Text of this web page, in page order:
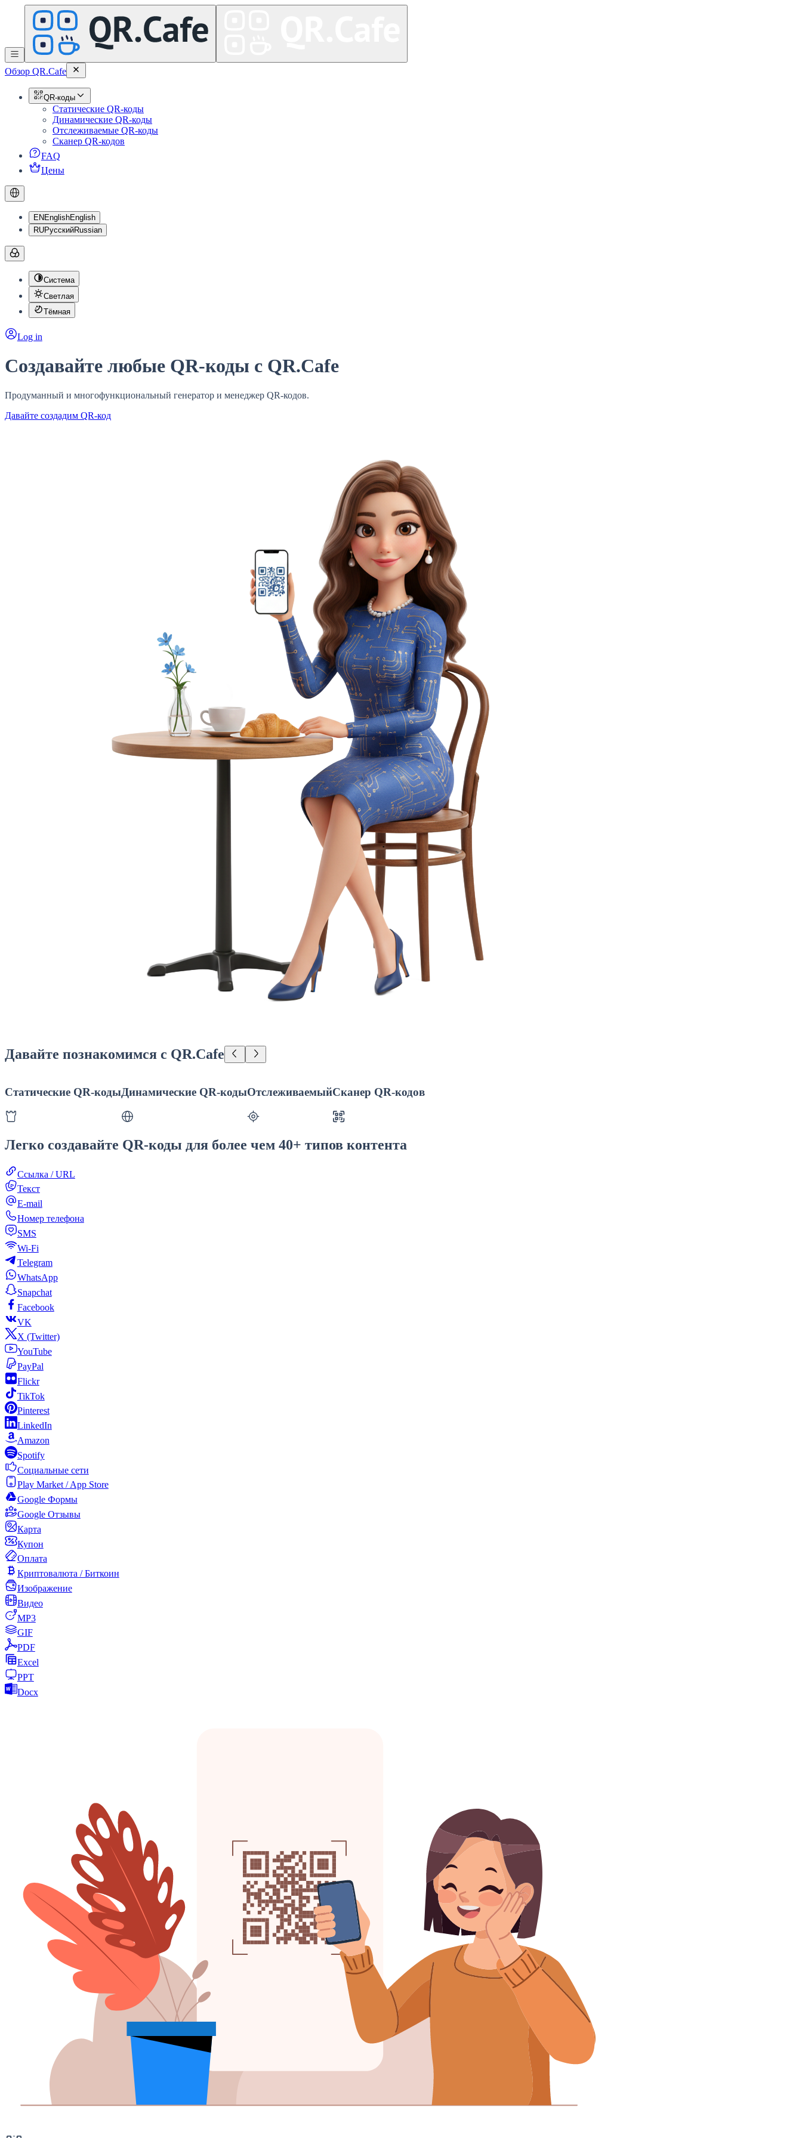
Обзор QR.Cafe
QR-коды
Статические QR-коды
Динамические QR-коды
Отслеживаемые QR-коды
Сканер QR-кодов
FAQ
Цены
ENEnglishEnglish
RUРусскийRussian
Система
Светлая
Тёмная
Log in
Создавайте любые QR-коды с QR.Cafe
Продуманный и многофункциональный генератор и менеджер QR-кодов.
Давайте создадим QR-код
Давайте познакомимся с QR.Cafe
Статические QR-кодыДинамические QR-кодыОтслеживаемыйСканер QR-кодов
Легко создавайте QR-коды для более чем 40+ типов контента
Ссылка / URL
Текст
E-mail
Номер телефона
SMS
Wi-Fi
Telegram
WhatsApp
Snapchat
Facebook
VK
X (Twitter)
YouTube
PayPal
Flickr
TikTok
Pinterest
LinkedIn
Amazon
Spotify
Социальные сети
Play Market / App Store
Google Формы
Google Отзывы
Карта
Купон
Оплата
Криптовалюта / Биткоин
Изображение
Видео
MP3
GIF
PDF
Excel
PPT
Docx